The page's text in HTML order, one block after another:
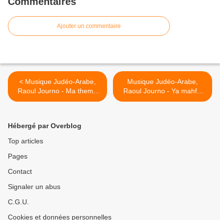
Ajouter un commentaire
< Musique Judéo-Arabe,
Raoul Journo - Ma thema
zinek fil mehfel
Musique Judéo-Arabe,
Raoul Journo - Ya mahfel
ritouch khadija >
Hébergé par Overblog
Top articles
Pages
Contact
Signaler un abus
C.G.U.
Cookies et données personnelles